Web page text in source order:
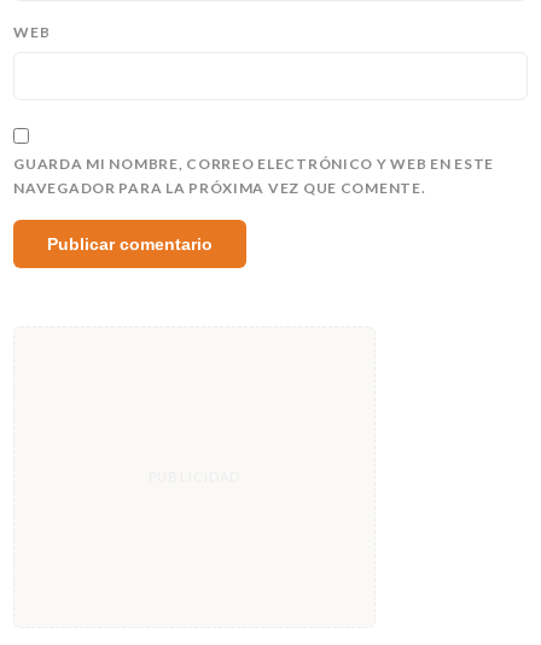
WEB
GUARDA MI NOMBRE, CORREO ELECTRÓNICO Y WEB EN ESTE
NAVEGADOR PARA LA PRÓXIMA VEZ QUE COMENTE.